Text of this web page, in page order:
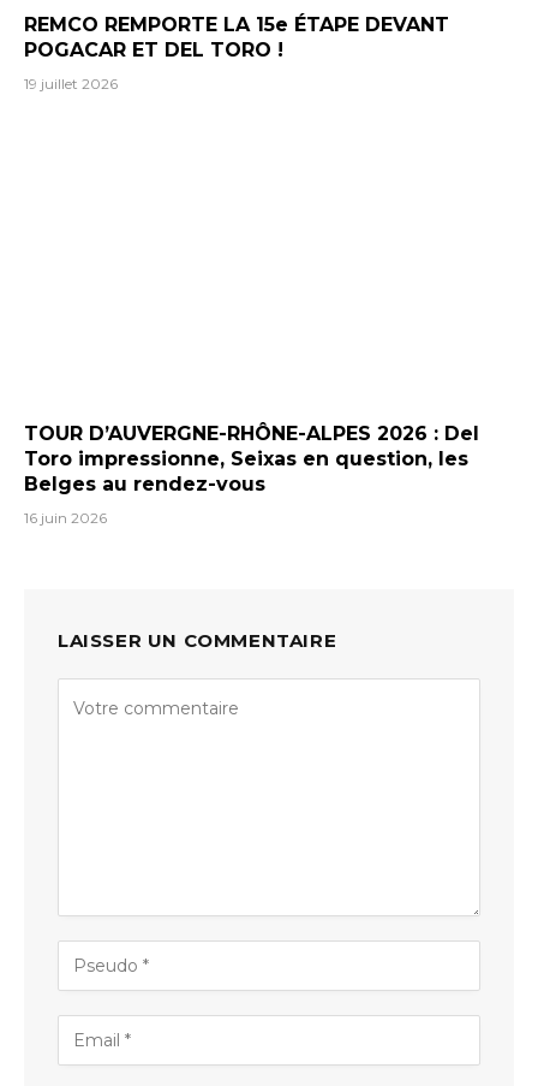
REMCO REMPORTE LA 15e ÉTAPE DEVANT
POGACAR ET DEL TORO !
19 juillet 2026
TOUR D’AUVERGNE-RHÔNE-ALPES 2026 : Del
Toro impressionne, Seixas en question, les
Belges au rendez-vous
16 juin 2026
LAISSER UN COMMENTAIRE